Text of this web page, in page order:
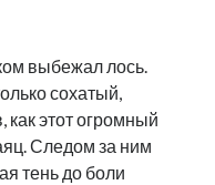
выбежал лось.
сохатый,
этот огромный
Следом за ним
тень до боли